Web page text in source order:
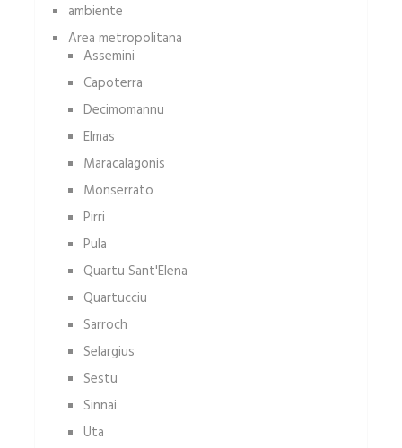
ambiente
Area metropolitana
Assemini
Capoterra
Decimomannu
Elmas
Maracalagonis
Monserrato
Pirri
Pula
Quartu Sant'Elena
Quartucciu
Sarroch
Selargius
Sestu
Sinnai
Uta